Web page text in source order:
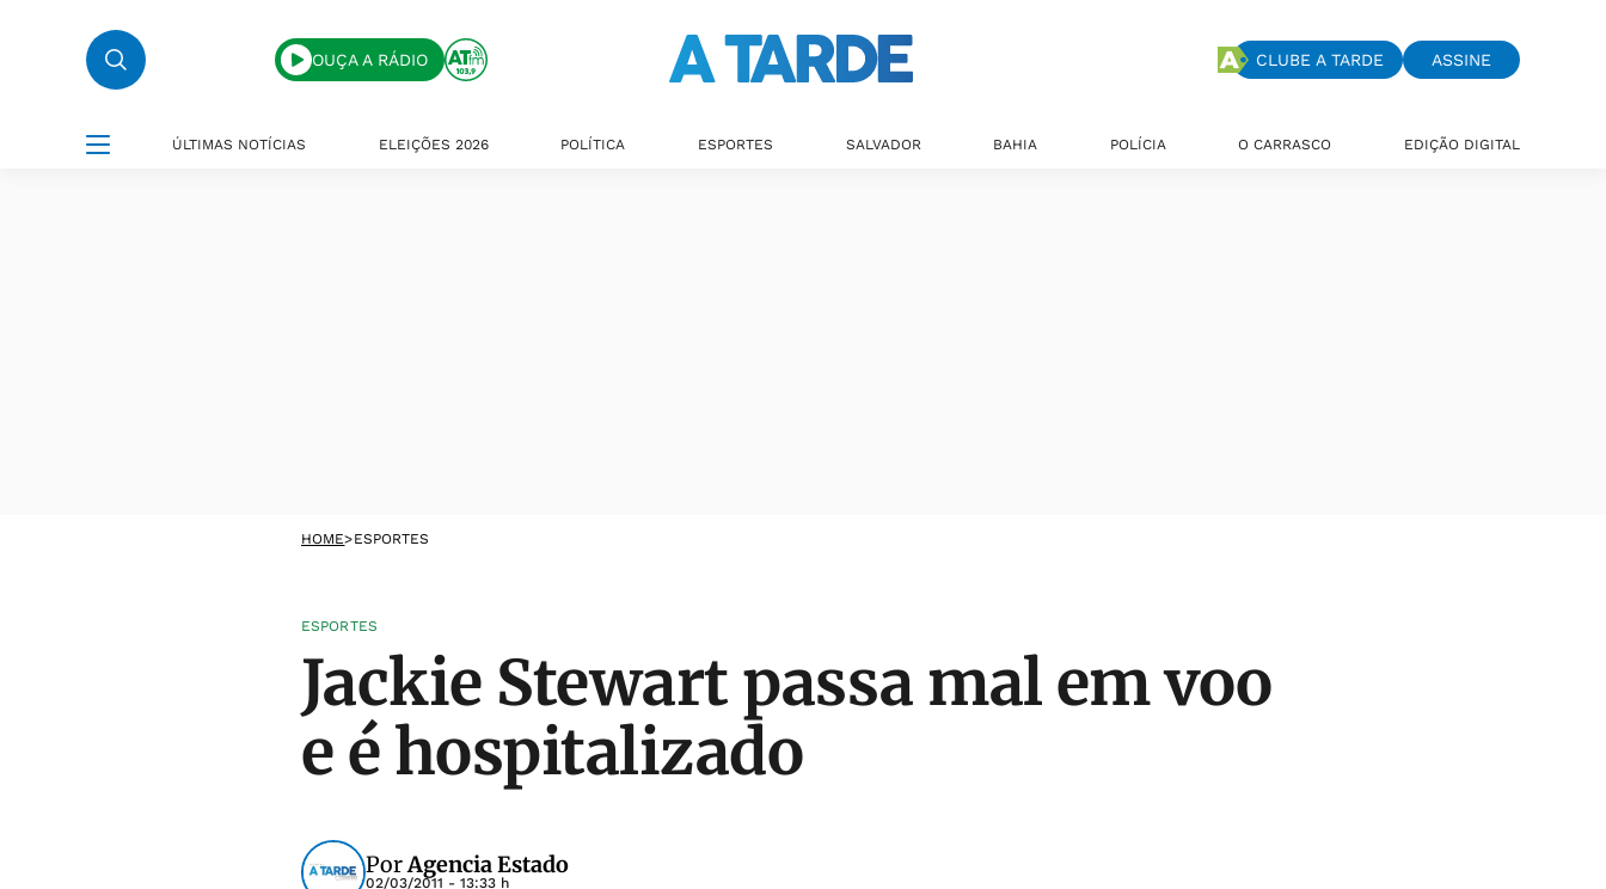
OUÇA A RÁDIO CLUBE A TARDE ASSINE
ÚLTIMAS NOTÍCIAS ELEIÇÕES 2026 POLÍTICA ESPORTES SALVADOR BAHIA POLÍCIA O CARRASCO EDIÇÃO DIGITAL
HOME>ESPORTES
ESPORTES
Jackie Stewart passa mal em voo
e é hospitalizado
PorAgencia Estado
02/03/2011 - 13:33 h